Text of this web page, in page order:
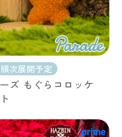
次展開予定
ズ もぐらコロッケ